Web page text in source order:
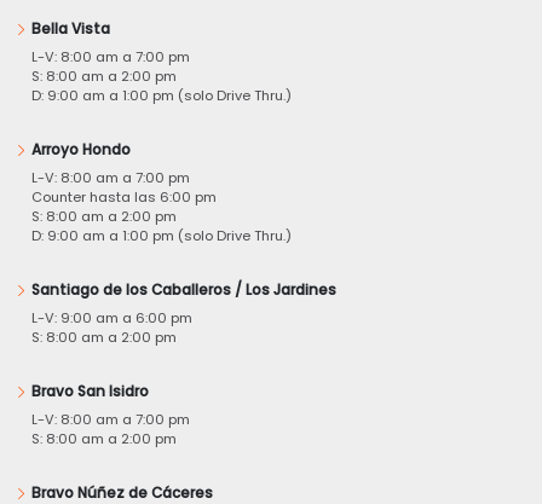
Bella Vista
L-V: 8:00 am a 7:00 pm
S: 8:00 am a 2:00 pm
D: 9:00 am a 1:00 pm (solo Drive Thru.)
Arroyo Hondo
L-V: 8:00 am a 7:00 pm
Counter hasta las 6:00 pm
S: 8:00 am a 2:00 pm
D: 9:00 am a 1:00 pm (solo Drive Thru.)
Santiago de los Caballeros / Los Jardines
L-V: 9:00 am a 6:00 pm
S: 8:00 am a 2:00 pm
Bravo San Isidro
L-V: 8:00 am a 7:00 pm
S: 8:00 am a 2:00 pm
Bravo Núñez de Cáceres